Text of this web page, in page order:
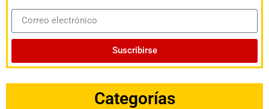
Suscribirse
Categorías